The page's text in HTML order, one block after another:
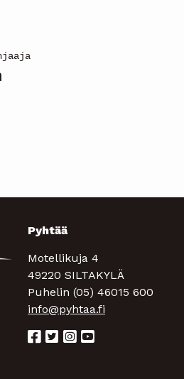
Pyhtää
Motellikuja 4
49220 SILTAKYLÄ
Puhelin (05) 46015 600
info@pyhtaa.fi